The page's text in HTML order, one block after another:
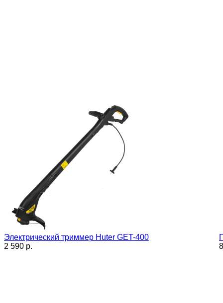
Электрический триммер Huter GET-400
2 590 p.